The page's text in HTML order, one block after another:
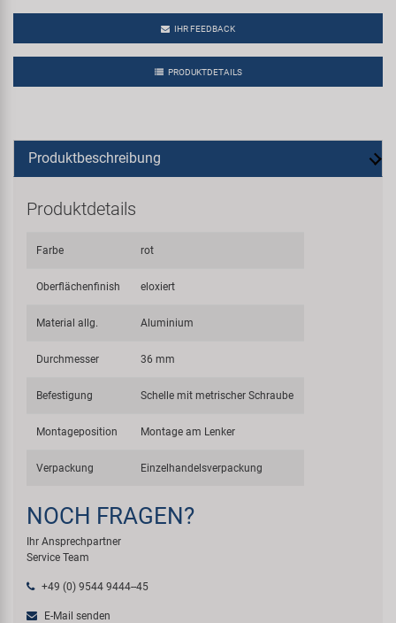
IHR FEEDBACK
PRODUKTDETAILS
Produktbeschreibung
Produktdetails
Farbe rot
Oberflächenfinish eloxiert
Material allg. Aluminium
Durchmesser 36 mm
Befestigung Schelle mit metrischer Schraube
Montageposition Montage am Lenker
Verpackung Einzelhandelsverpackung
NOCH FRAGEN?
Ihr Ansprechpartner
Service Team
+49 (0) 9544 9444--45
E-Mail senden